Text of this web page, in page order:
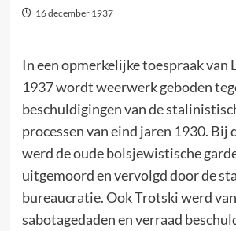
16 december 1937
In een opmerkelijke toespraak van
1937 wordt weerwerk geboden
beschuldigingen van de
processen van eind jaren 1930. Bij
werd de oude bolsjewistische
uitgemoord en vervolgd door de
bureaucratie. Ook Trotski werd
sabotagedaden en verraad